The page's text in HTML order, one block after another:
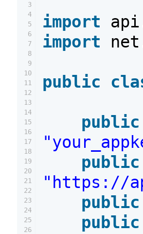
3
4
5
6
7
8
9
10
11
12
13
14
15
16
17
18
19
20
21
22
23
24
25
26
import
import
public
public
public
"https://
public
public